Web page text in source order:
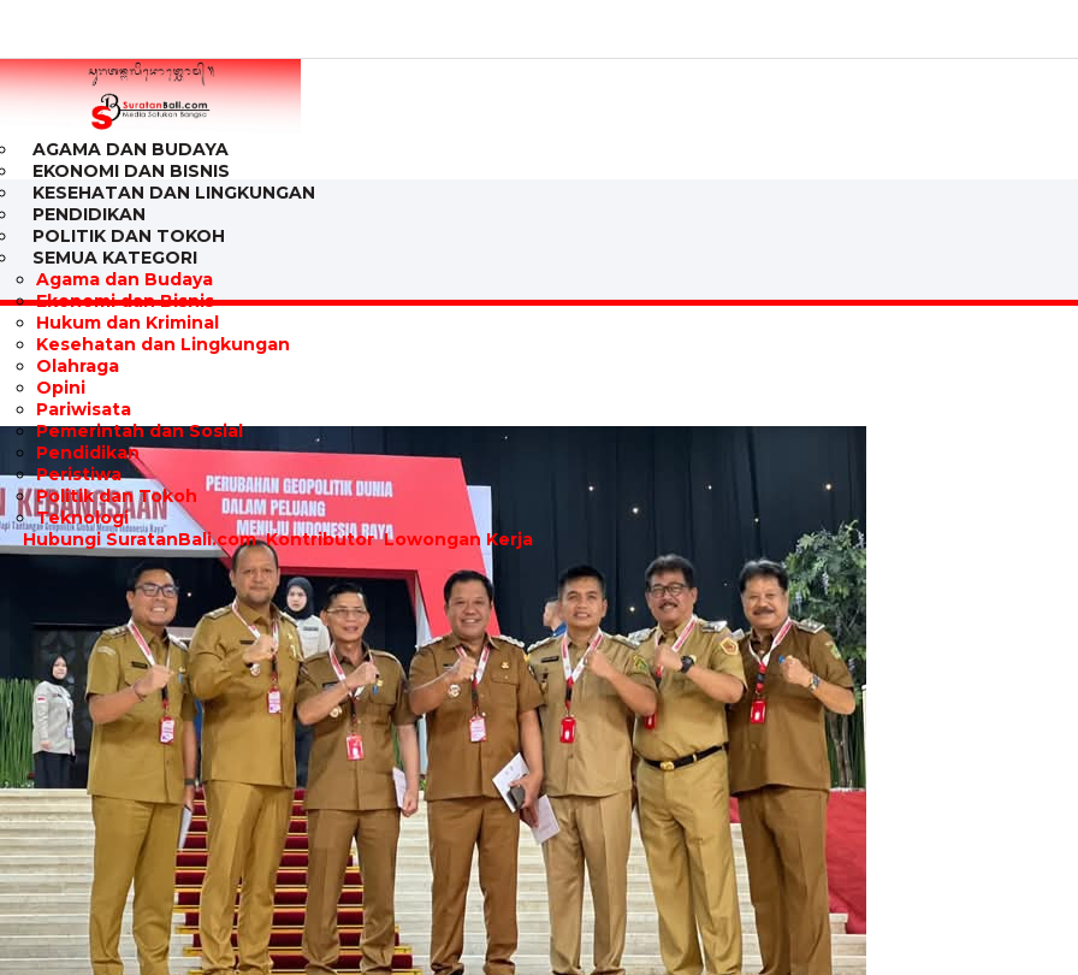
AGAMA DAN BUDAYA
EKONOMI DAN BISNIS
KESEHATAN DAN LINGKUNGAN
PENDIDIKAN
POLITIK DAN TOKOH
SEMUA KATEGORI
Agama dan Budaya
Ekonomi dan Bisnis
Hukum dan Kriminal
Kesehatan dan Lingkungan
Olahraga
Opini
Pariwisata
Pemerintah dan Sosial
Pendidikan
Peristiwa
Politik dan Tokoh
Teknologi
Hubungi SuratanBali.com Kontributor Lowongan Kerja